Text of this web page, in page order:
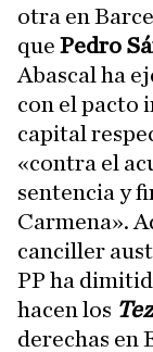
otra en
que Pedro
Abascal ha
con el pacto
capital
«contra el
sentencia y
Carmena».
canciller
PP ha
hacen los
derechas en